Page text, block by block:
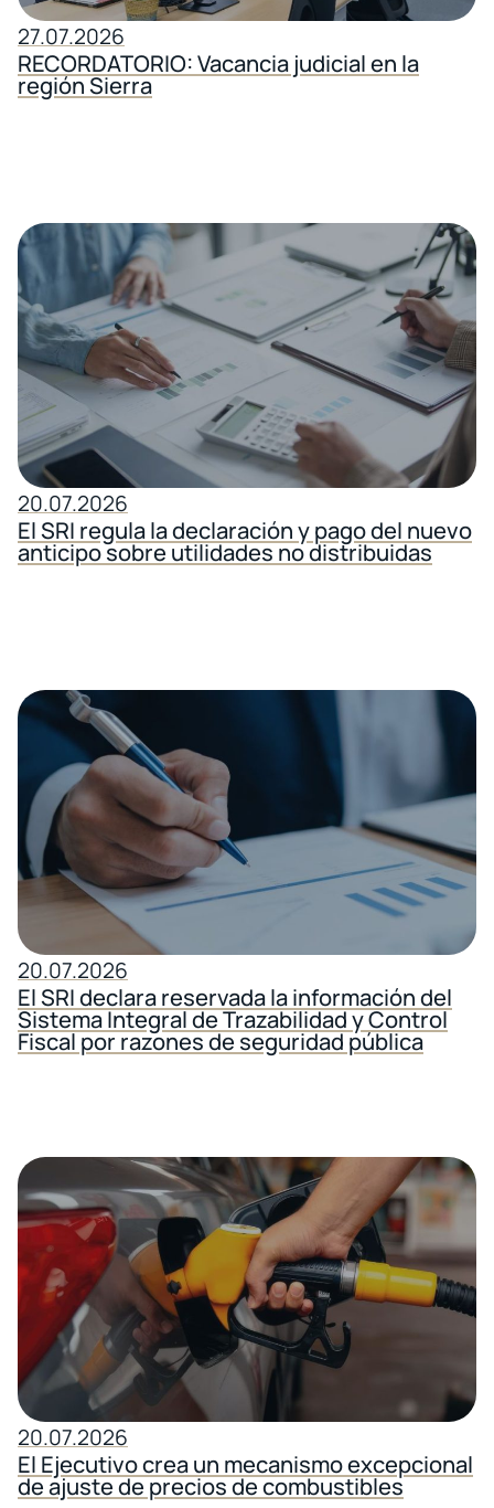
27.07.2026
RECORDATORIO: Vacancia judicial en la
región Sierra
20.07.2026
El SRI regula la declaración y pago del nuevo
anticipo sobre utilidades no distribuidas
20.07.2026
El SRI declara reservada la información del
Sistema Integral de Trazabilidad y Control
Fiscal por razones de seguridad pública
20.07.2026
El Ejecutivo crea un mecanismo excepcional
de ajuste de precios de combustibles